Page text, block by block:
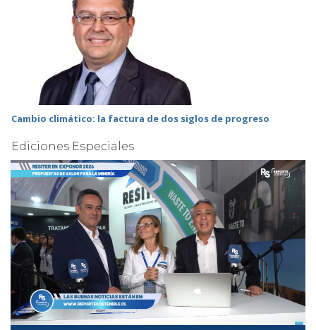
Cambio climático: la factura de dos siglos de progreso
Ediciones Especiales